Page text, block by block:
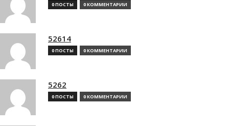
0 ПОСТЫ 0 КОММЕНТАРИИ
52614
0 ПОСТЫ 0 КОММЕНТАРИИ
5262
0 ПОСТЫ 0 КОММЕНТАРИИ